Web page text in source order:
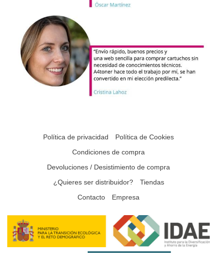
Política de privacidad
Política de Cookies
Condiciones de compra
Devoluciones / Desistimiento de compra
¿Quieres ser distribuidor?
Tiendas
Contacto
Empresa